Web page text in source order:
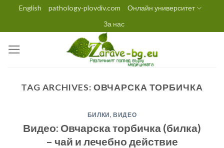
content
English pathology-plovdiv.com
Онлайн университет
За нас
TAG ARCHIVES: ОВЧАРСКА ТОРБИЧКА
БИЛКИ,ВИДЕО
Видео: Овчарска торбичка (билка)
– чай и лечебно действие